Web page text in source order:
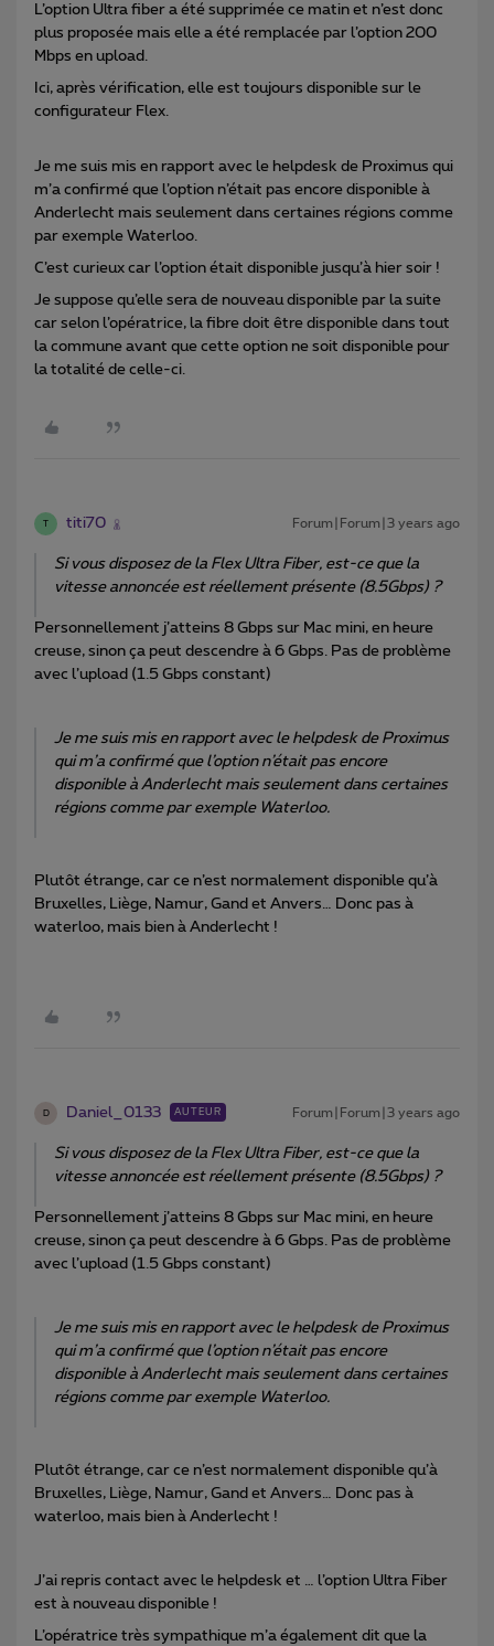
L’option Ultra fiber a été supprimée ce matin et n’est donc
plus proposée mais elle a été remplacée par l’option 200
Mbps en upload.
Ici, après vérification, elle est toujours disponible sur le
configurateur Flex.
Je me suis mis en rapport avec le helpdesk de Proximus qui
m’a confirmé que l’option n’était pas encore disponible à
Anderlecht mais seulement dans certaines régions comme
par exemple Waterloo.
C’est curieux car l’option était disponible jusqu’à hier soir !
Je suppose qu’elle sera de nouveau disponible par la suite
car selon l’opératrice, la fibre doit être disponible dans tout
la commune avant que cette option ne soit disponible pour
la totalité de celle-ci.
T titi70 Forum|Forum|3 years ago
Si vous disposez de la Flex Ultra Fiber, est-ce que la
vitesse annoncée est réellement présente (8.5Gbps) ?
Personnellement j’atteins 8 Gbps sur Mac mini, en heure
creuse, sinon ça peut descendre à 6 Gbps. Pas de problème
avec l’upload (1.5 Gbps constant)
Je me suis mis en rapport avec le helpdesk de Proximus
qui m’a confirmé que l’option n’était pas encore
disponible à Anderlecht mais seulement dans certaines
régions comme par exemple Waterloo.
Plutôt étrange, car ce n’est normalement disponible qu’à
Bruxelles, Liège, Namur, Gand et Anvers… Donc pas à
waterloo, mais bien à Anderlecht !
D Daniel_0133 AUTEUR Forum|Forum|3 years ago
Si vous disposez de la Flex Ultra Fiber, est-ce que la
vitesse annoncée est réellement présente (8.5Gbps) ?
Personnellement j’atteins 8 Gbps sur Mac mini, en heure
creuse, sinon ça peut descendre à 6 Gbps. Pas de problème
avec l’upload (1.5 Gbps constant)
Je me suis mis en rapport avec le helpdesk de Proximus
qui m’a confirmé que l’option n’était pas encore
disponible à Anderlecht mais seulement dans certaines
régions comme par exemple Waterloo.
Plutôt étrange, car ce n’est normalement disponible qu’à
Bruxelles, Liège, Namur, Gand et Anvers… Donc pas à
waterloo, mais bien à Anderlecht !
J’ai repris contact avec le helpdesk et … l’option Ultra Fiber
est à nouveau disponible !
L’opératrice très sympathique m’a également dit que la